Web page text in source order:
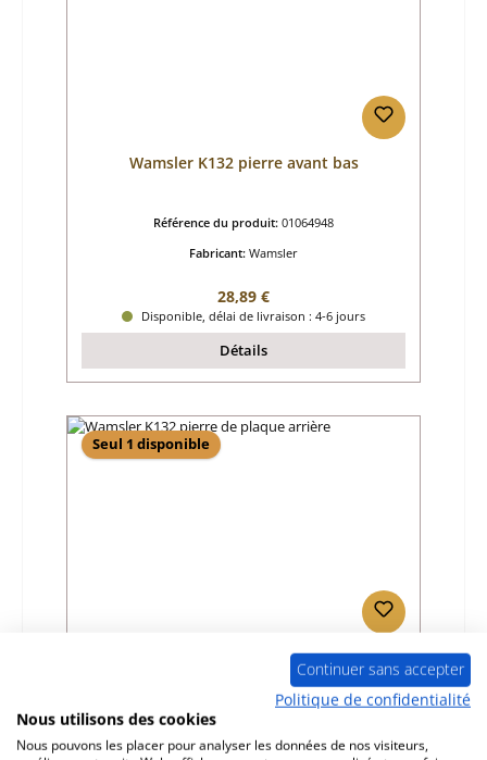
Wamsler K132 pierre avant bas
Référence du produit: 01064948
Fabricant: Wamsler
Prix régulier :
28,89 €
Disponible, délai de livraison : 4-6 jours
Détails
Seul 1 disponible
Wamsler K132 pierre de plaque arrière
Référence du produit:
Fabricant:Wamsler
Continuer sans accepter
Politique de confidentialité
Nous utilisons des cookies
Nous pouvons les placer pour analyser les données de nos visiteurs,